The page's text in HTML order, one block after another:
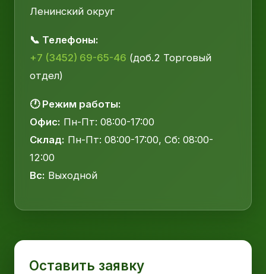
Ленинский округ
📞 Телефоны:
+7 (3452) 69-65-46 (доб.2 Торговый
отдел)
🕐 Режим работы:
Офис: Пн-Пт: 08:00-17:00
Склад: Пн-Пт: 08:00-17:00, Сб: 08:00-
12:00
Вс: Выходной
Оставить заявку